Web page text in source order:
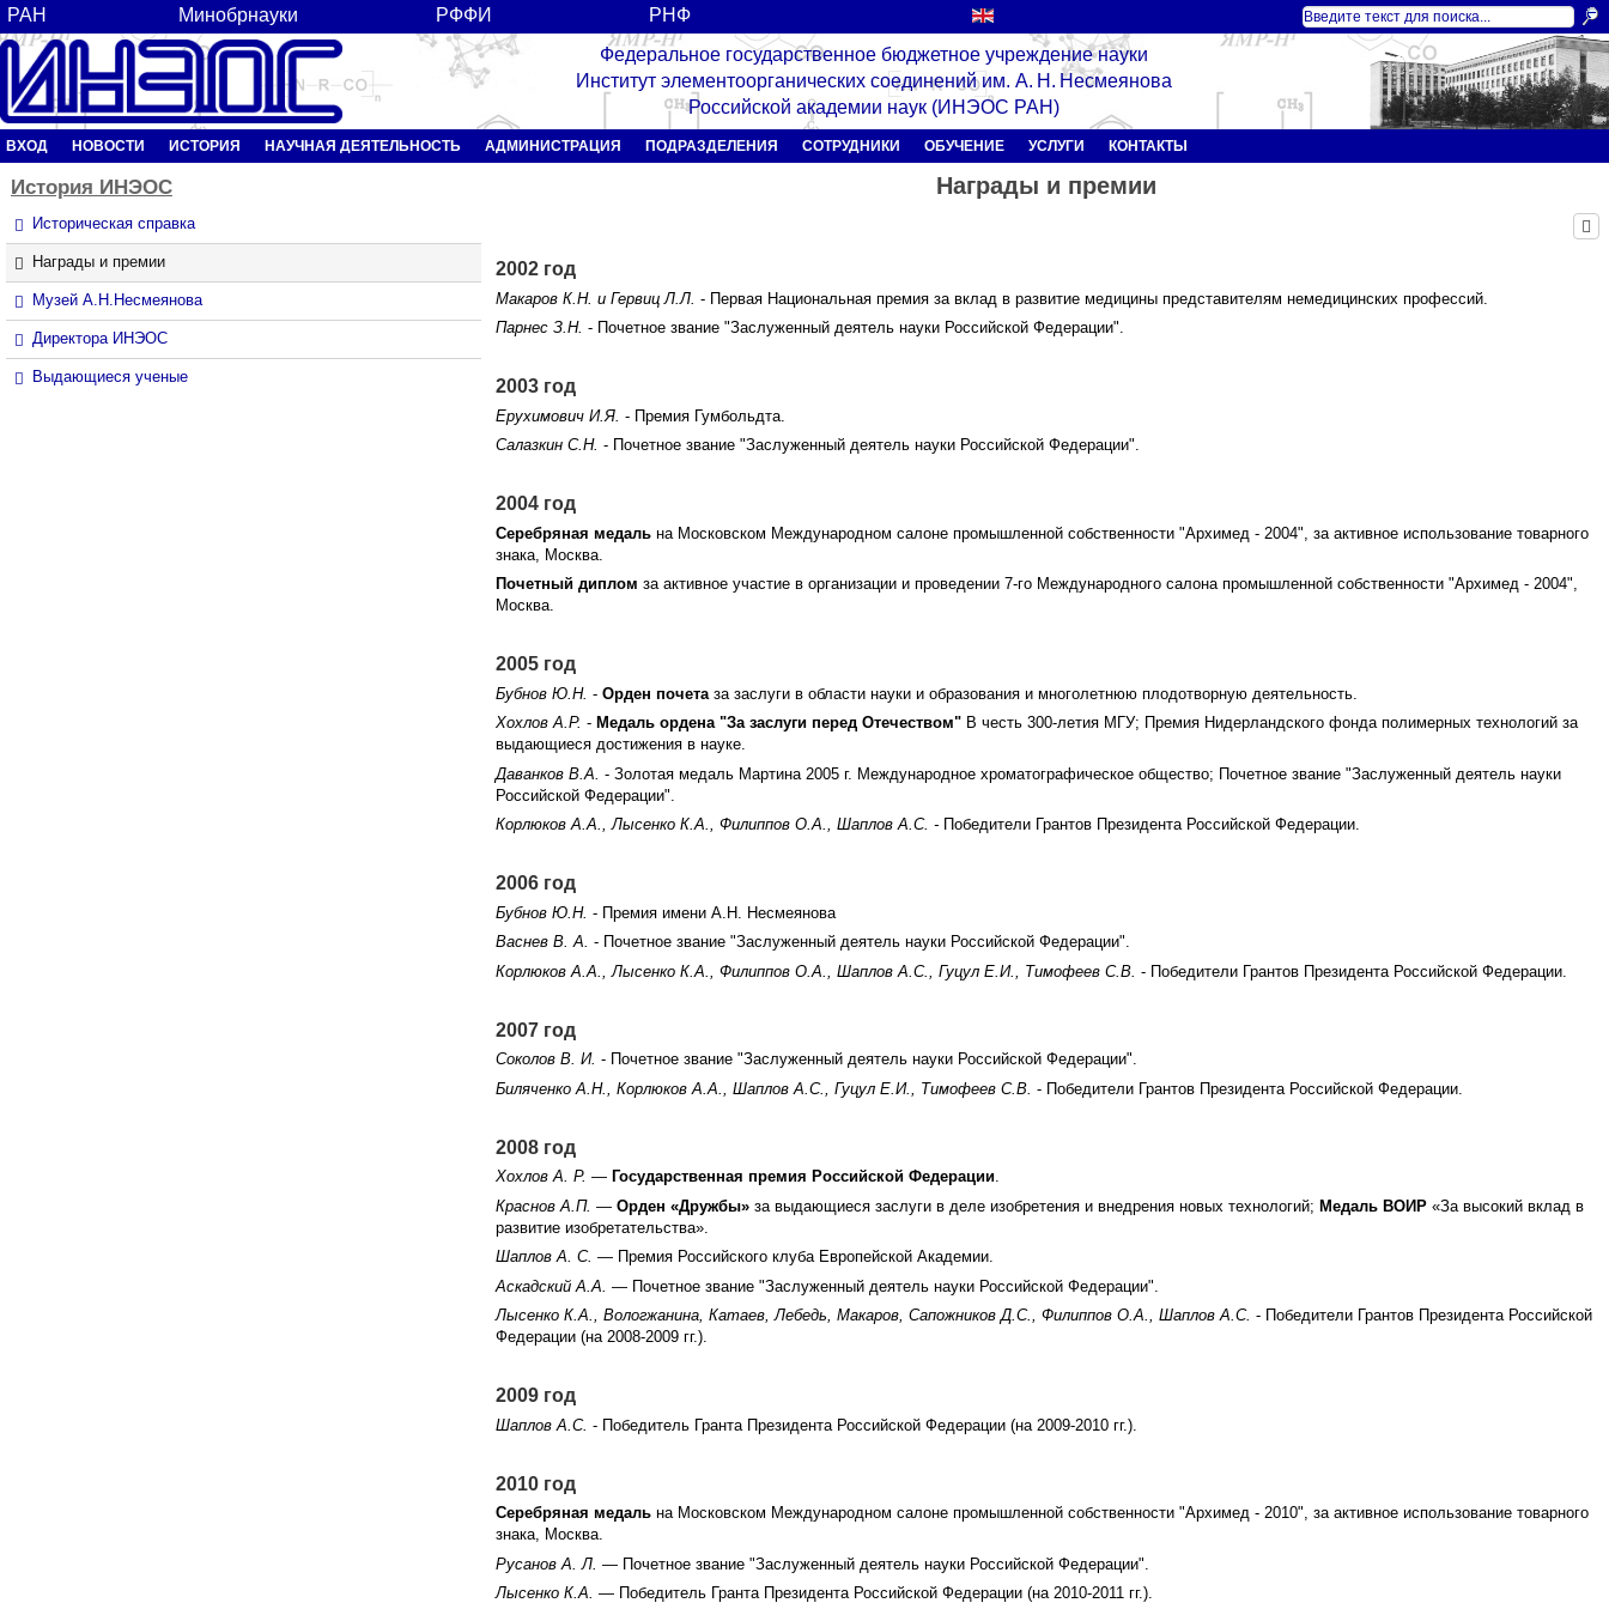
РАН Минобрнауки РФФИ
РНФ
Федеральное государственное бюджетное учреждение науки
Институт элементоорганических соединений им. А. Н. Несмеянова
Российской академии наук (ИНЭОС РАН)
ВХОД НОВОСТИ ИСТОРИЯ НАУЧНАЯ ДЕЯТЕЛЬНОСТЬ АДМИНИСТРАЦИЯ ПОДРАЗДЕЛЕНИЯ СОТРУДНИКИ ОБУЧЕНИЕ УСЛУГИ КОНТАКТЫ
История ИНЭОС
Историческая справка
Награды и премии
Музей А.Н.Несмеянова
Директора ИНЭОС
Выдающиеся ученые
Награды и премии
2002 год
Макаров К.Н. и Гервиц Л.Л. - Первая Национальная премия за вклад в развитие медицины представителям немедицинских профессий.
Парнес З.Н. - Почетное звание "Заслуженный деятель науки Российской Федерации".
2003 год
Ерухимович И.Я. - Премия Гумбольдта.
Салазкин С.Н. - Почетное звание "Заслуженный деятель науки Российской Федерации".
2004 год
Серебряная медаль на Московском Международном салоне промышленной собственности "Архимед - 2004", за активное использование товарного
знака, Москва.
Почетный диплом за активное участие в организации и проведении 7-го Международного салона промышленной собственности "Архимед - 2004",
Москва.
2005 год
Бубнов Ю.Н. -Орден почета за заслуги в области науки и образования и многолетнюю плодотворную деятельность.
Хохлов А.Р. - Медаль ордена "За заслуги перед Отечеством" В честь 300-летия МГУ; Премия Нидерландского фонда полимерных технологий за
выдающиеся достижения в науке.
Даванков В.А. - Золотая медаль Мартина 2005 г. Международное хроматографическое общество; Почетное звание "Заслуженный деятель науки
Российской Федерации".
Корлюков А.А., Лысенко К.А., Филиппов О.А., Шаплов А.С. - Победители Грантов Президента Российской Федерации.
2006 год
Бубнов Ю.Н. - Премия имени А.Н. Несмеянова
Васнев В. А. - Почетное звание "Заслуженный деятель науки Российской Федерации".
Корлюков А.А., Лысенко К.А., Филиппов О.А., Шаплов А.С., Гуцул Е.И., Тимофеев С.В. - Победители Грантов Президента Российской Федерации.
2007 год
Соколов В. И. - Почетное звание "Заслуженный деятель науки Российской Федерации".
Биляченко А.Н., Корлюков А.А., Шаплов А.С., Гуцул Е.И., Тимофеев С.В. - Победители Грантов Президента Российской Федерации.
2008 год
Хохлов А. Р. — Государственная премия Российской Федерации.
Краснов А.П. —Орден «Дружбы» за выдающиеся заслуги в деле изобретения и внедрения новых технологий;Медаль ВОИР «За высокий вклад в
развитие изобретательства».
Шаплов А. С. — Премия Российского клуба Европейской Академии.
Аскадский А.А. — Почетное звание "Заслуженный деятель науки Российской Федерации".
Лысенко К.А., Вологжанина, Катаев, Лебедь, Макаров, Сапожников Д.С., Филиппов О.А., Шаплов А.С. - Победители Грантов Президента Российской
Федерации (на 2008-2009 гг.).
2009 год
Шаплов А.С. - Победитель Гранта Президента Российской Федерации (на 2009-2010 гг.).
2010 год
Серебряная медаль на Московском Международном салоне промышленной собственности "Архимед - 2010", за активное использование товарного
знака, Москва.
Русанов А. Л. — Почетное звание "Заслуженный деятель науки Российской Федерации".
Лысенко К.А. — Победитель Гранта Президента Российской Федерации (на 2010-2011 гг.).